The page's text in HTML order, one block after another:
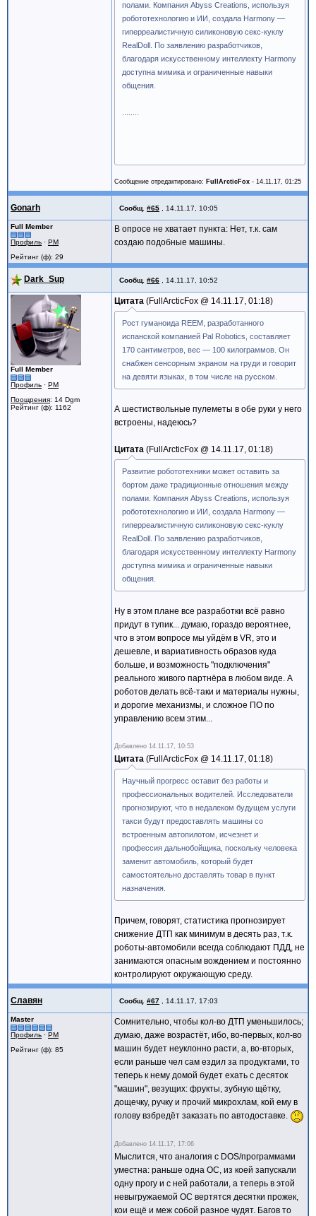
полами. Компания Abyss Creations, используя
робототехнологию и ИИ, создала Harmony —
гиперреалистичную силиконовую секс-куклу
RealDoll. По заявлению разработчиков,
благодаря искусственному интеллекту Harmony
доступна мимика и ограниченные навыки
общения.
Сообщение отредактировано: FullArcticFox - 14.11.17, 01:25
Gonarh Сообщ. #65 14.11.17, 10:05
Full Member
Профиль · PM
Рейтинг (ф): 29
В опросе не хватает пункта: Нет, т.к. сам
создаю подобные машины.
Dark_Sup Сообщ. #66 14.11.17, 10:52
Full Member
Профиль · PM
Поощрения: 14 Dgm
Рейтинг (ф): 1162
Цитата FullArcticFox @ 14.11.17, 01:18
Рост гуманоида REEM, разработанного
испанской компанией Pal Robotics, составляет
170 сантиметров, вес — 100 килограммов. Он
снабжен сенсорным экраном на груди и говорит
на девяти языках, в том числе на русском.
А шестиствольные пулеметы в обе руки у него
встроены, надеюсь?
Цитата FullArcticFox @ 14.11.17, 01:18
Развитие робототехники может оставить за
бортом даже традиционные отношения между
полами. Компания Abyss Creations, используя
робототехнологию и ИИ, создала Harmony —
гиперреалистичную силиконовую секс-куклу
RealDoll. По заявлению разработчиков,
благодаря искусственному интеллекту Harmony
доступна мимика и ограниченные навыки
общения.
Ну в этом плане все разработки всё равно
придут в тупик... думаю, гораздо вероятнее,
что в этом вопросе мы уйдём в VR, это и
дешевле, и вариативность образов куда
больше, и возможность "подключения"
реального живого партнёра в любом виде. А
роботов делать всё-таки и материалы нужны,
и дорогие механизмы, и сложное ПО по
управлению всем этим...
Добавлено 14.11.17, 10:53
Цитата FullArcticFox @ 14.11.17, 01:18
Научный прогресс оставит без работы и
профессиональных водителей. Исследователи
прогнозируют, что в недалеком будущем услуги
такси будут предоставлять машины со
встроенным автопилотом, исчезнет и
профессия дальнобойщика, поскольку человека
заменит автомобиль, который будет
самостоятельно доставлять товар в пункт
назначения.
Причем, говорят, статистика прогнозирует
снижение ДТП как минимум в десять раз, т.к.
роботы-автомобили всегда соблюдают ПДД, не
занимаются опасным вождением и постоянно
контролируют окружающую среду.
Славян Сообщ. #67 14.11.17, 17:03
Master
Профиль · PM
Рейтинг (ф): 85
Сомнительно, чтобы кол-во ДТП уменьшилось;
думаю, даже возрастёт, ибо, во-первых, кол-во
машин будет неуклонно расти, а, во-вторых,
если раньше чел сам ездил за продуктами, то
теперь к нему домой будет ехать с десяток
"машин", везущих: фрукты, зубную щётку,
дощечку, ручку и прочий микрохлам, кой ему в
голову взбредёт заказать по автодоставке.
Добавлено 14.11.17, 17:06
Мыслится, что аналогия с DOS/программами
уместна: раньше одна ОС, из коей запускали
одну прогу и с ней работали, а теперь в этой
невыгружаемой ОС вертятся десятки прожек,
кои ещё и меж собой разное чудят. Багов то